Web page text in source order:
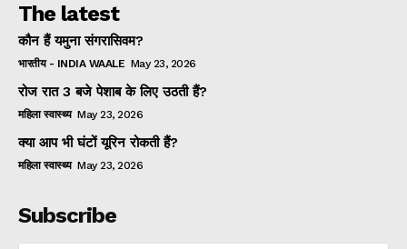
The latest
कौन हैं यमुना संगरासिवम?
भारतीय - INDIA WAALE May 23, 2026
रोज रात 3 बजे पेशाब के लिए उठती हैं?
महिला स्वास्थ्य May 23, 2026
क्या आप भी घंटों यूरिन रोकती हैं?
महिला स्वास्थ्य May 23, 2026
Subscribe